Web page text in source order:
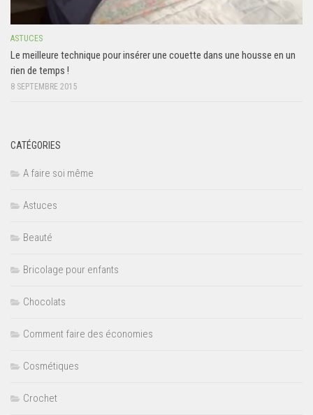
ASTUCES
Le meilleure technique pour insérer une couette dans une housse en un
rien de temps !
8 SEPTEMBRE 2015
CATÉGORIES
A faire soi même
Astuces
Beauté
Bricolage pour enfants
Chocolats
Comment faire des économies
Cosmétiques
Crochet